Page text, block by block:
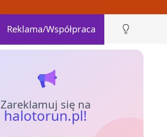
Reklama/Współpraca
Zareklamuj się na
halotorun.pl!